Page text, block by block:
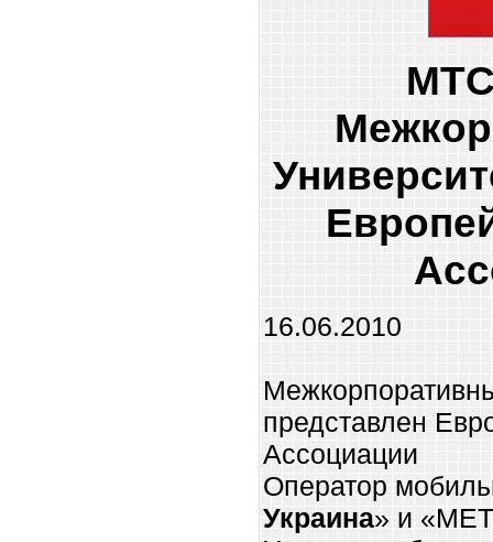
16.06.2010
представлен
Ассоциации
Оператор
Украина» и